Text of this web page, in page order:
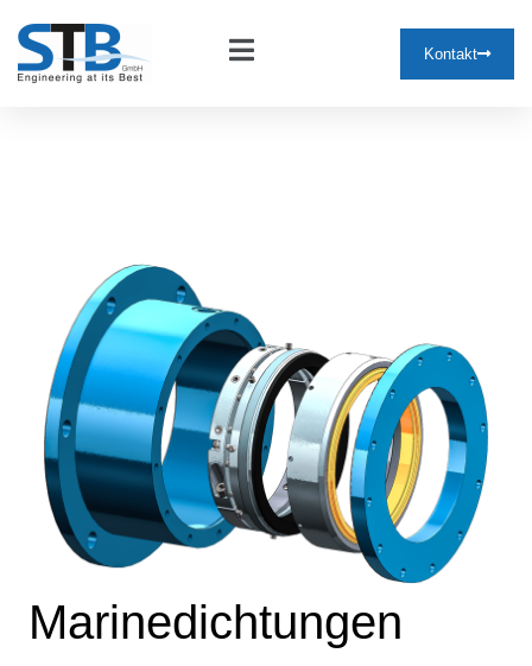
Kontakt
Marinedichtungen